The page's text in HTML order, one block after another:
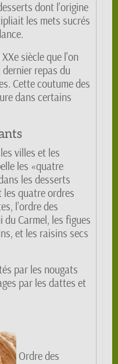
dont l’origine
les mets sucrés
siècle que l'on
dernier repas du
Cette coutume des
dans certains
villes et les
les «quatre
les desserts
les quatre ordres
l’ordre des
du Carmel, les figues
et les raisins secs
par les nougats
par les dattes et
Ordre des